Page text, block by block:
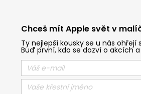
Chceš mít Apple svět v
Ty nejlepší kousky se u nás ohřejí
Buď první, kdo se dozví o akcích